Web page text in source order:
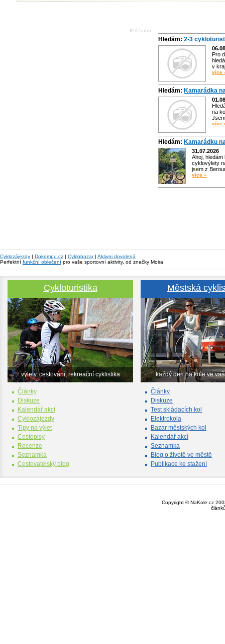
Hledám: 2-3
Pro
v
více
Hledám: Kamarádka
na
více
Hledám: Kamarádku
31.07.2026
Ahoj,
cyklovýlety
jsem z
více »
Cyklozájezdy | Dokempu.cz | Cyklobazar| Aktivni dovolená
Perfektní funkční oblečení pro vaše sportovní aktivity, od značky Moira.
Cykloturistika
výlety, cestování, rekreační cyklistika
Články
Diskuze
Kalendář akcí
Cyklozájezdy
Tipy na výlet
Cestopisy
Recenze
Seznamka
Cestovatelský blog
Městská
každý den na kole ve
Články
Diskuze
Test skládacích kol
Elektrokola
Bazar městských kol
Kalendář akcí
Seznamka
Blog o životě ve městě
Publikace ke stažení
Copyright © NaKole.cz